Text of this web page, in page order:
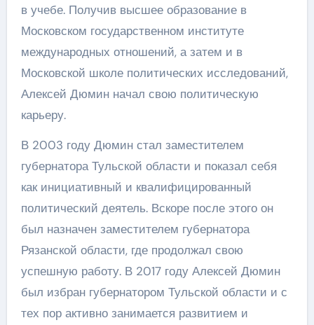
в учебе. Получив высшее образование в
Московском государственном институте
международных отношений, а затем и в
Московской школе политических исследований,
Алексей Дюмин начал свою политическую
карьеру.
В 2003 году Дюмин стал заместителем
губернатора Тульской области и показал себя
как инициативный и квалифицированный
политический деятель. Вскоре после этого он
был назначен заместителем губернатора
Рязанской области, где продолжал свою
успешную работу. В 2017 году Алексей Дюмин
был избран губернатором Тульской области и с
тех пор активно занимается развитием и